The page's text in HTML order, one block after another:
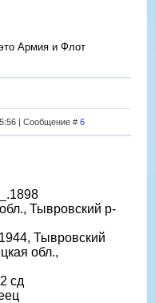
Армия и Флот
| Сообщение # 6
Тывровский р-
Тывровский
обл.,
сд